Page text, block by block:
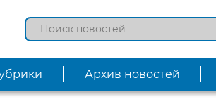
Архив новостей